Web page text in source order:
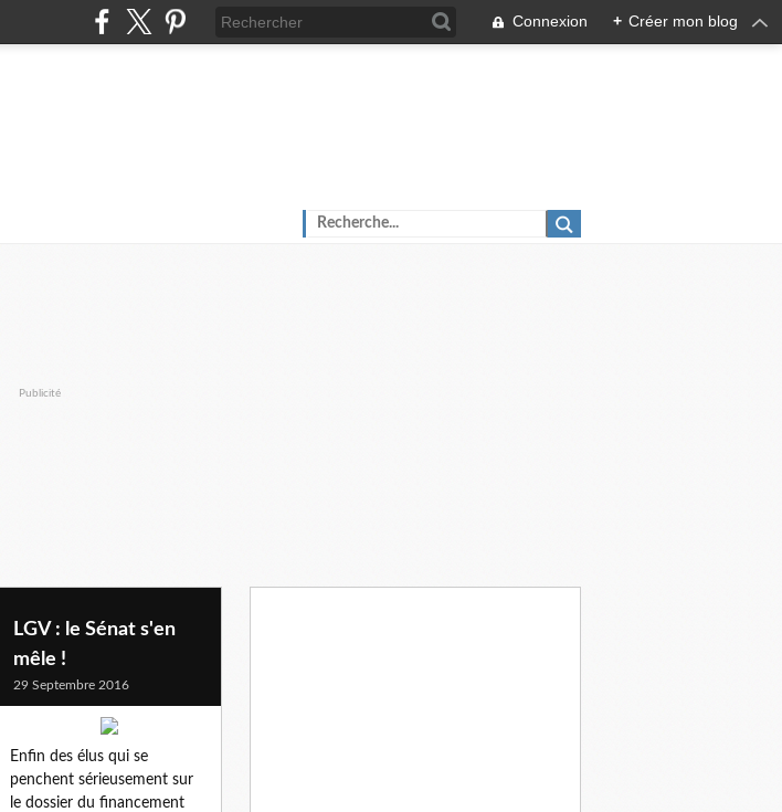
Connexion + Créer mon blog
Publicité
LGV : le Sénat s'en
mêle !
29 Septembre 2016
Enfin des élus qui se
penchent sérieusement sur
le dossier du financement